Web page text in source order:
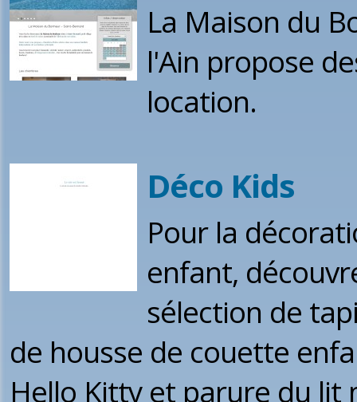
La Maison du
l'Ain propose
location.
Déco Kids
Pour la
enfant,
sélection de
de housse de couette
Hello Kitty et parure du lit